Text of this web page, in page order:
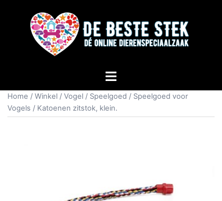
Home / Winkel / Vogel / Speelgoed / Speelgoed voor
Vogels / Katoenen zitstok, klein.